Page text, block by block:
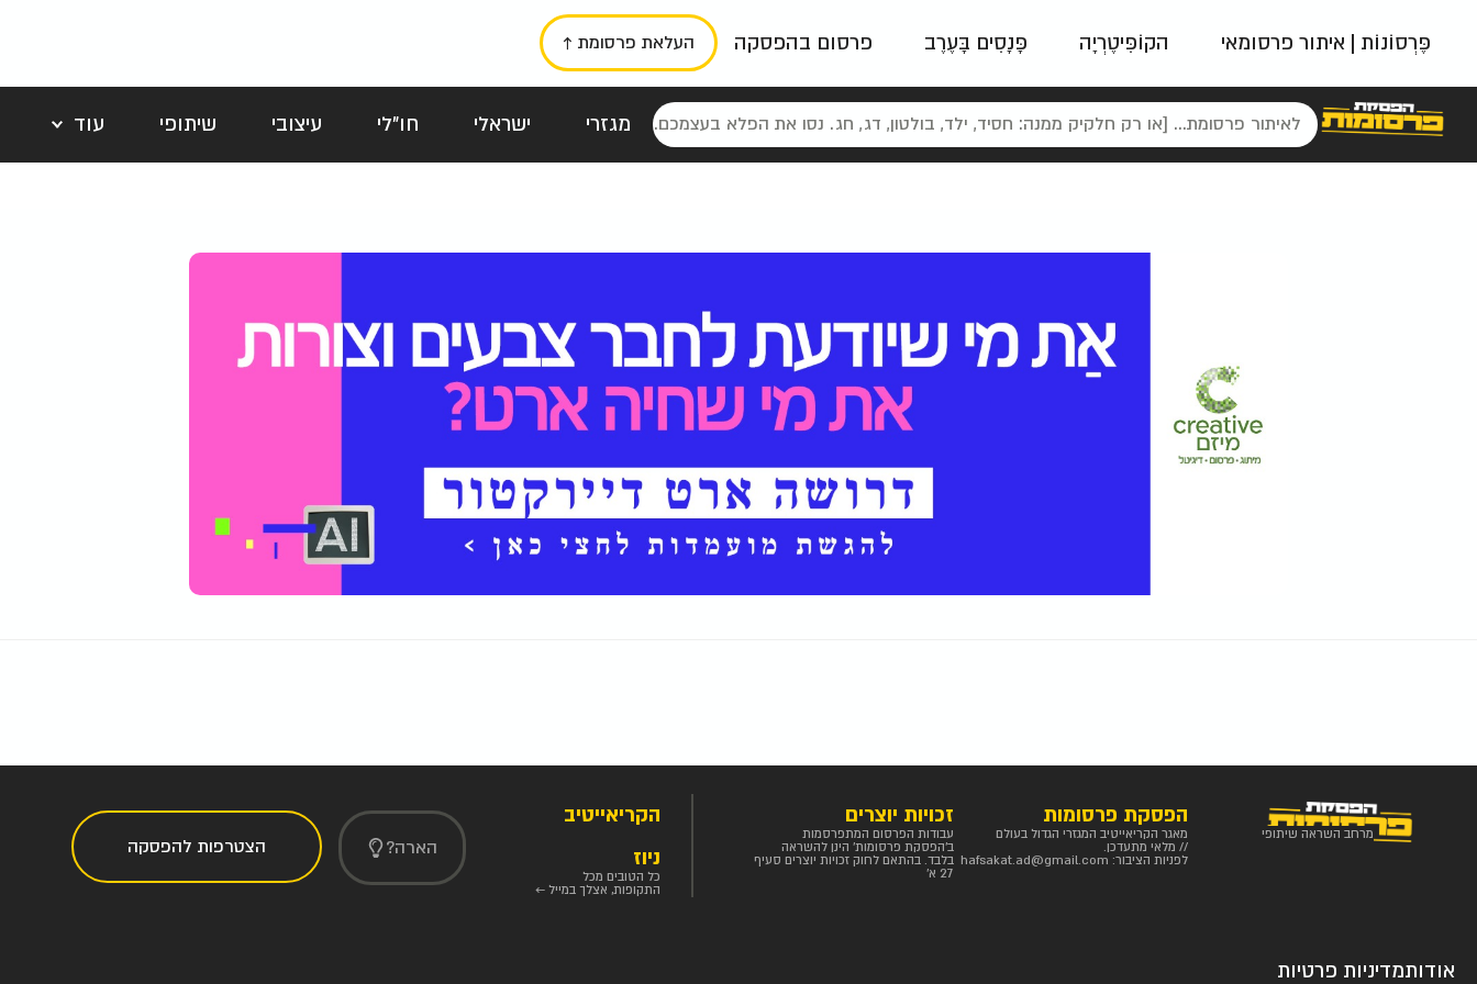
פֶּרְסוֹנוֹת | איתור פרסומאי הקוֹפִּיטֶרְיָה פָּנָסִים בָּעֶרֶב פרסום בהפסקה העלאת פרסומת ↑
מגזרי ישראלי חו"לי עיצובי שיתופי
עוד
פאשן
ניינטיז נוסטלגי כרזות טיפוגרפי
מרחב השראה שיתופי
הפסקת פרסומות
מאגר הקריאייטיב המגזרי הגדול בעולם
// מלאי מתעדכן.
לפניות הציבור: hafsakat.ad@gmail.com
זכויות יוצרים
עבודות הפרסום המתפרסמות
ב'הפסקת פרסומות' הינן להשראה
בלבד. בהתאם לחוק זכויות יוצרים סעיף
27 א'
הקריאייטיב
ניוז
כל הטובים מכל
התקופות, אצלך במייל ←
הארה? הצטרפות להפסקה
אודותמדיניות פרטיות